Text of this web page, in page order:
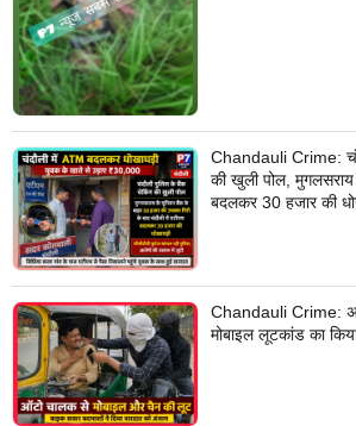
Chandauli Crime:
की खुली पोल, मुगलसराय
बदलकर 30 हजार की
Chandauli Crime:
मोबाइल लूटकांड का